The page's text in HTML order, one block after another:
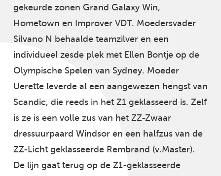
gekeurde zonen Grand Galaxy Win,
Hometown en Improver VDT. Moedersvader
Silvano N behaalde teamzilver en een
individueel zesde plek met Ellen Bontje op de
Olympische Spelen van Sydney. Moeder
Uerette leverde al een aangewezen hengst van
Scandic, die reeds in het Z1 geklasseerd is. Zelf
is ze is een volle zus van het ZZ-Zwaar
dressuurpaard Windsor en een halfzus van de
ZZ-Licht geklasseerde Rembrand (v.Master).
De lijn gaat terug op de Z1-geklasseerde